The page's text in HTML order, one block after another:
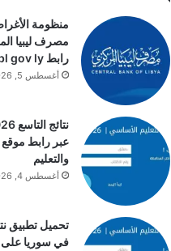
منظومة
رابط fcms cbl gov ly
أغسطس 5, 2026
عبر رابط موقع
والتعليم
أغسطس 4, 2026
في سوريا على